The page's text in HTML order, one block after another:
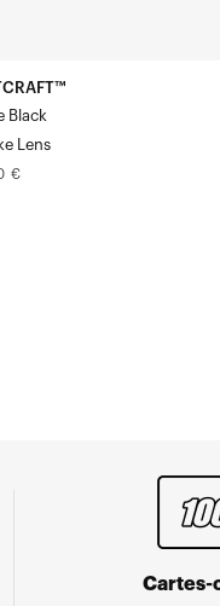
Black
Lens
€
Cartes-